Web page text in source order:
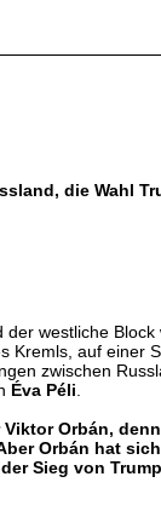
die Wahl
westliche
Kremls, auf einer
zwischen
Éva Péli
Orbán,
Orbán hat
Sieg von